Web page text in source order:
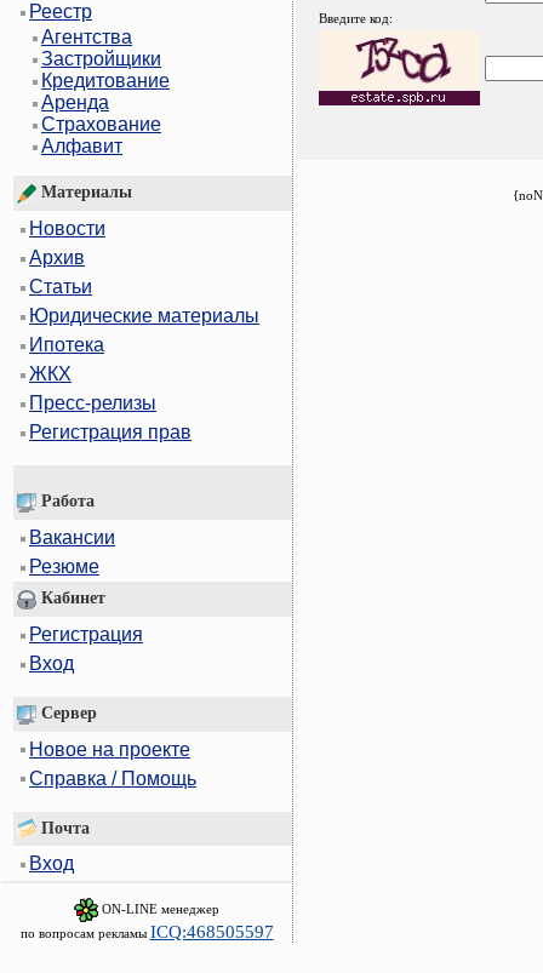
Реестр
Агентства
Застройщики
Кредитование
Аренда
Страхование
Алфавит
Материалы
Новости
Архив
Статьи
Юридические материалы
Ипотека
ЖКХ
Пресс-релизы
Регистрация прав
Работа
Вакансии
Резюме
Кабинет
Регистрация
Вход
Сервер
Новое на проекте
Справка / Помощь
Почта
Вход
ON-LINE менеджер
по вопросам рекламы ICQ:468505597
Введите код: